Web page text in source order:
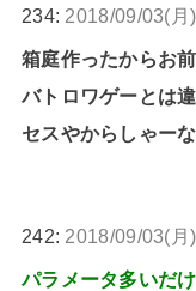
234: 2018/09/03(
箱庭作ったからお
バトロワゲーとは
セスやからしゃー
242: 2018/09/03(
パラメータ多いだ